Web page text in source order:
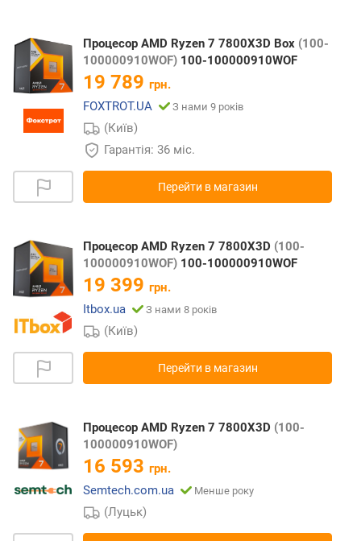
Процесор AMD Ryzen 7 7800X3D Box (100-
100000910WOF) 100-100000910WOF
19 789 грн.
FOXTROT.UA
З нами 9 років
(Київ)
Гарантія: 36 міс.
Перейти в магазин
Процесор AMD Ryzen 7 7800X3D (100-
100000910WOF) 100-100000910WOF
19 399 грн.
Itbox.ua
З нами 8 років
(Київ)
Перейти в магазин
Процесор AMD Ryzen 7 7800X3D (100-
100000910WOF)
16 593 грн.
Semtech.com.ua
Менше року
(Луцьк)